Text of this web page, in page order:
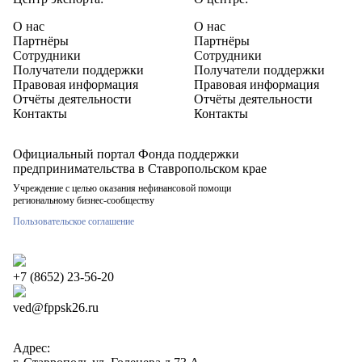
О нас
Партнёры
Сотрудники
Получатели поддержки
Правовая информация
Отчёты деятельности
Контакты
О нас
Партнёры
Сотрудники
Получатели поддержки
Правовая информация
Отчёты деятельности
Контакты
Официальный портал Фонда поддержки
предпринимательства в Ставропольском крае
Учреждение с целью оказания нефинансовой помощи
региональному бизнес-сообществу
Пользовательское соглашение
+7 (8652) 23-56-20
ved@fppsk26.ru
Адрес: